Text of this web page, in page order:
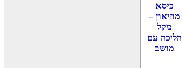
כיסא
מוזיאון –
מקל
הליכה עם
מושב